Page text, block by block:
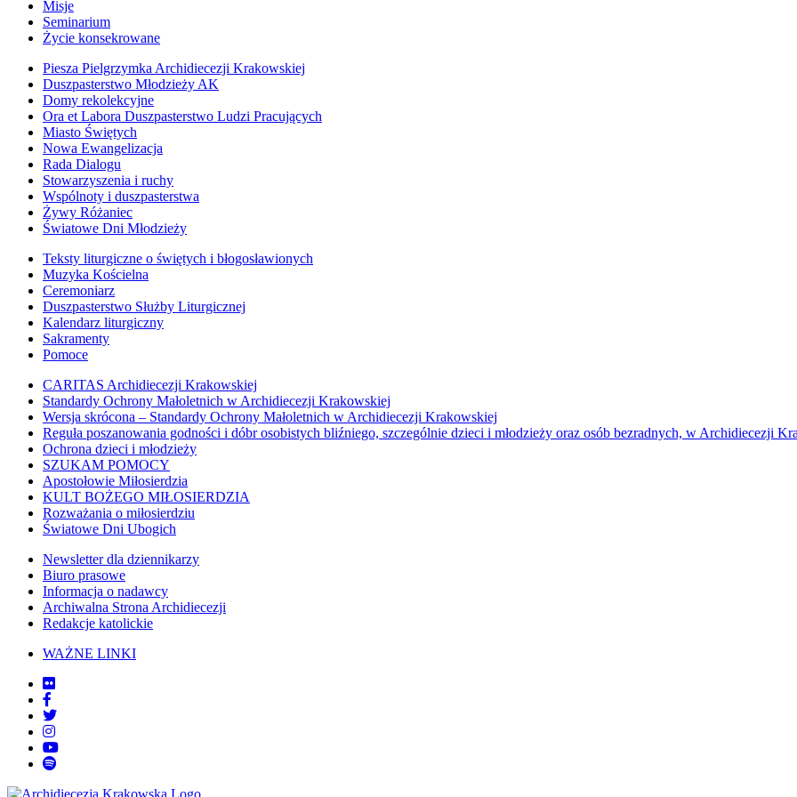
Misje
Seminarium
Życie konsekrowane
Piesza Pielgrzymka Archidiecezji Krakowskiej
Duszpasterstwo Młodzieży AK
Domy rekolekcyjne
Ora et Labora Duszpasterstwo Ludzi Pracujących
Miasto Świętych
Nowa Ewangelizacja
Rada Dialogu
Stowarzyszenia i ruchy
Wspólnoty i duszpasterstwa
Żywy Różaniec
Światowe Dni Młodzieży
Teksty liturgiczne o świętych i błogosławionych
Muzyka Kościelna
Ceremoniarz
Duszpasterstwo Służby Liturgicznej
Kalendarz liturgiczny
Sakramenty
Pomoce
CARITAS Archidiecezji Krakowskiej
Standardy Ochrony Małoletnich w Archidiecezji Krakowskiej
Wersja skrócona – Standardy Ochrony Małoletnich w Archidiecezji Krakowskiej
Reguła poszanowania godności i dóbr osobistych bliźniego, szczególnie dzieci i młodzieży oraz osób bezradnych, w Archidiecezji
Ochrona dzieci i młodzieży
SZUKAM POMOCY
Apostołowie Miłosierdzia
KULT BOŻEGO MIŁOSIERDZIA
Rozważania o miłosierdziu
Światowe Dni Ubogich
Newsletter dla dziennikarzy
Biuro prasowe
Informacja o nadawcy
Archiwalna Strona Archidiecezji
Redakcje katolickie
WAŻNE LINKI